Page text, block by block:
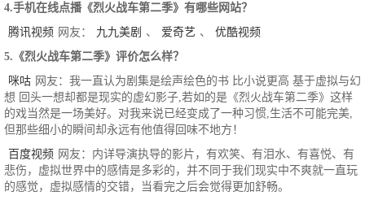
4.手机在线点播《烈火战车第二季》有哪些网站？
腾讯视频 网友： 九九美剧 、 爱奇艺 、
优酷视频
5.《烈火战车第二季》评价怎么样？
咪咕 网友：我一直认为剧集是绘声绘色的书 比小说更高 基于虚拟与幻
想 回头一想却都是现实的虚幻影子,若如的是《烈火战车第二季》这样
的戏当然是一场美好。对我来说已经变成了一种习惯,生活不可能完美,
但那些细小的瞬间却永远有他值得回味不地方！
百度视频 网友：内详导演执导的影片，有欢笑、有泪水、有喜悦、有
悲伤，虚拟世界中的感情是多彩的，并不同于我们现实中不爽就一直玩
的感觉，虚拟感情的交错，当看完之后会觉得更加舒畅。